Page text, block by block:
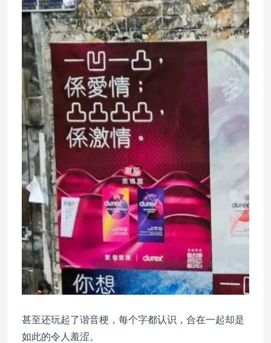
甚至还玩起了谐音梗，每个字都认识，合在一起却是
如此的令人羞涩。